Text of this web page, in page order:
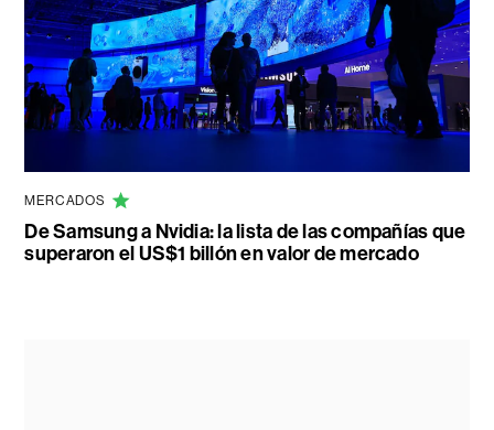
MERCADOS
De Samsung a Nvidia: la lista de las compañías que
superaron el US$1 billón en valor de mercado